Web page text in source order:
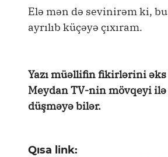
Elə mən də sevinirəm ki,
ayrılıb küçəyə çıxıram.
Yazı müəllifin fikirlərini
Meydan TV-nin mövqeyi
düşməyə bilər.
Qısa link: